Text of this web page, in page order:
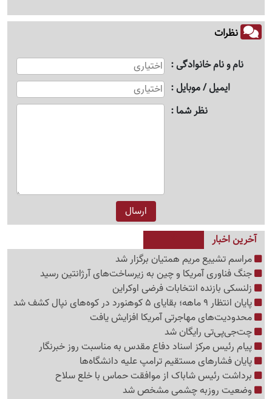
نظرات
نام و نام خانوادگی
ایمیل / موبایل
نظر شما
آخرین اخبار
مراسم تشییع مریم همتیان برگزار شد
جنگ فناوری آمریکا و چین به زیرساخت‌های آرژانتین رسید
زلنسکی بازنده انتخابات فرضی اوکراین
پایان انتظار 9 ماهه؛ بقایای 5 کوهنورد در کوه‌های نپال کشف شد
محدودیت‌های مهاجرتی آمریکا افزایش یافت
چت‌جی‌پی‌تی رایگان شد
پیام رئیس مرکز اسناد دفاع مقدس به مناسبت روز خبرنگار
پایان فشارهای مستقیم ترامپ علیه دانشگاه‌ها
برداشت رئیس شاباک از موافقت حماس با خلع سلاح
وضعیت روزبه چشمی مشخص شد